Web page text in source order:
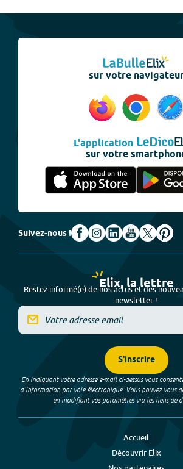
sur votre
L'application
sur votre
Suivez-nous !
Elix, la lettre
Restez informé(e) de nos actus et des
newsletter !
S'inscrire
En indiquant votre adresse e-mail ci-dessus vous
d’information par voie électronique. Vous pouvez vous
en modifiant vos paramètres via les liens de
Accueil
Découvrir Elix